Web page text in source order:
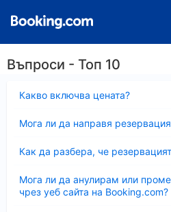
Въпроси - Топ 10
Какво включва цената?
Мога ли да направя
Как да разбера, че
Мога ли да анулирам или
чрез уеб сайта на Booking.com?